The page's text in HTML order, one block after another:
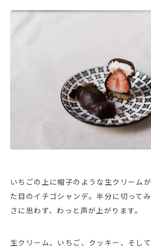
いちごの上に帽子のような生クリーム
た目のイチゴシャンデ。半分に切って
さに思わず、わっと声が上がります。
生クリーム、いちご、クッキー、そし